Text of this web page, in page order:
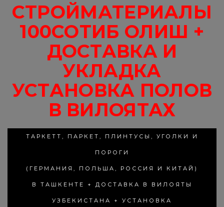
СТРОЙМАТЕРИАЛЫ
100СОТИБ ОЛИШ +
ДОСТАВКА И
УКЛАДКА
УСТАНОВКА ПОЛОВ
В ВИЛОЯТАХ
ТАРКЕТТ, ПАРКЕТ, ПЛИНТУСЫ, УГОЛКИ И
ПОРОГИ
(ГЕРМАНИЯ, ПОЛЬША, РОССИЯ И КИТАЙ)
В ТАШКЕНТЕ + ДОСТАВКА В ВИЛОЯТЫ
УЗБЕКИСТАНА + УСТАНОВКА